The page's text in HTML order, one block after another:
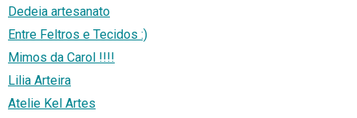
Dedeia artesanato
Entre Feltros e Tecidos :)
Mimos da Carol !!!!
Lilia Arteira
Atelie Kel Artes